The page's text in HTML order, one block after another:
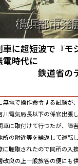
車に超短波で『モ
電時代に
のテ
無電で操作命令する試験が
川電気局長以下の係官出張
車に取付けて行つたが、障
所の附近等を繰返して運転
に聴取されたので同所の入
改良の上一般旅客の便にも